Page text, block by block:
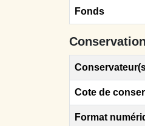
Fonds
Cote de
Format